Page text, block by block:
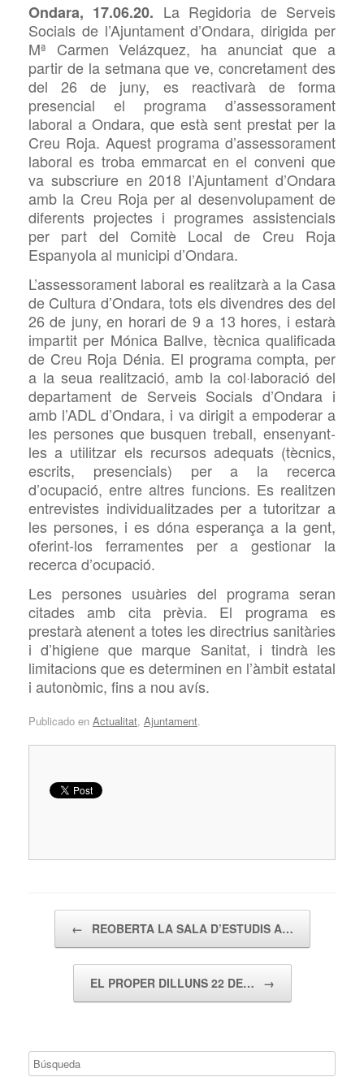
Ondara, 17.06.20. La Regidoria de Serveis
Socials de l’Ajuntament d’Ondara, dirigida per
Mª Carmen Velázquez, ha anunciat que a
partir de la setmana que ve, concretament des
del 26 de juny, es reactivarà de forma
presencial el programa d’assessorament
laboral a Ondara, que està sent prestat per la
Creu Roja. Aquest programa d’assessorament
laboral es troba emmarcat en el conveni que
va subscriure en 2018 l’Ajuntament d’Ondara
amb la Creu Roja per al desenvolupament de
diferents projectes i programes assistencials
per part del Comitè Local de Creu Roja
Espanyola al municipi d’Ondara.
L’assessorament laboral es realitzarà a la Casa
de Cultura d’Ondara, tots els divendres des del
26 de juny, en horari de 9 a 13 hores, i estarà
impartit per Mónica Ballve, tècnica qualificada
de Creu Roja Dénia. El programacompta, per
a la seua realització, amb la col·laboració del
departament de Serveis Socials d’Ondara i
amb l’ADL d’Ondara, i va dirigit a empoderar a
les persones que busquentreball, ensenyant-
les a utilitzar els recursos adequats (tècnics,
escrits, presencials) per a la recerca
d’ocupació, entre altres funcions. Es realitzen
entrevistes individualitzades per a tutoritzar a
les persones, i es dóna esperança a la gent,
oferint-los ferramentes per a gestionar la
recerca d’ocupació.
Les persones usuàries del programa seran
citades amb cita prèvia. El programa es
prestarà atenent a totes les directrius sanitàries
i d’higiene que marque Sanitat, i tindrà les
limitacions que es determinen en l’àmbit estatal
i autonòmic, fins a nou avís.
Publicado en Actualitat, Ajuntament.
← REOBERTA LA SALA D’ESTUDIS A…
EL PROPER DILLUNS 22 DE… →